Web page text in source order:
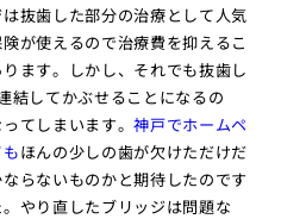
抜歯した部分の治療として人気
が使えるので治療費を抑えるこ
ます。しかし、それでも抜歯し
結してかぶせることになるの
てしまいます。神戸でホームペ
ほんの少しの歯が欠けただけだ
らないものかと期待したのです
やり直したブリッジは問題な